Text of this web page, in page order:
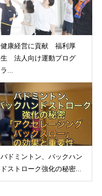
健康経営に貢献 福利厚
生 法人向け運動プログ
ラ...
バドミントン、バックハン
ドストローク強化の秘密...